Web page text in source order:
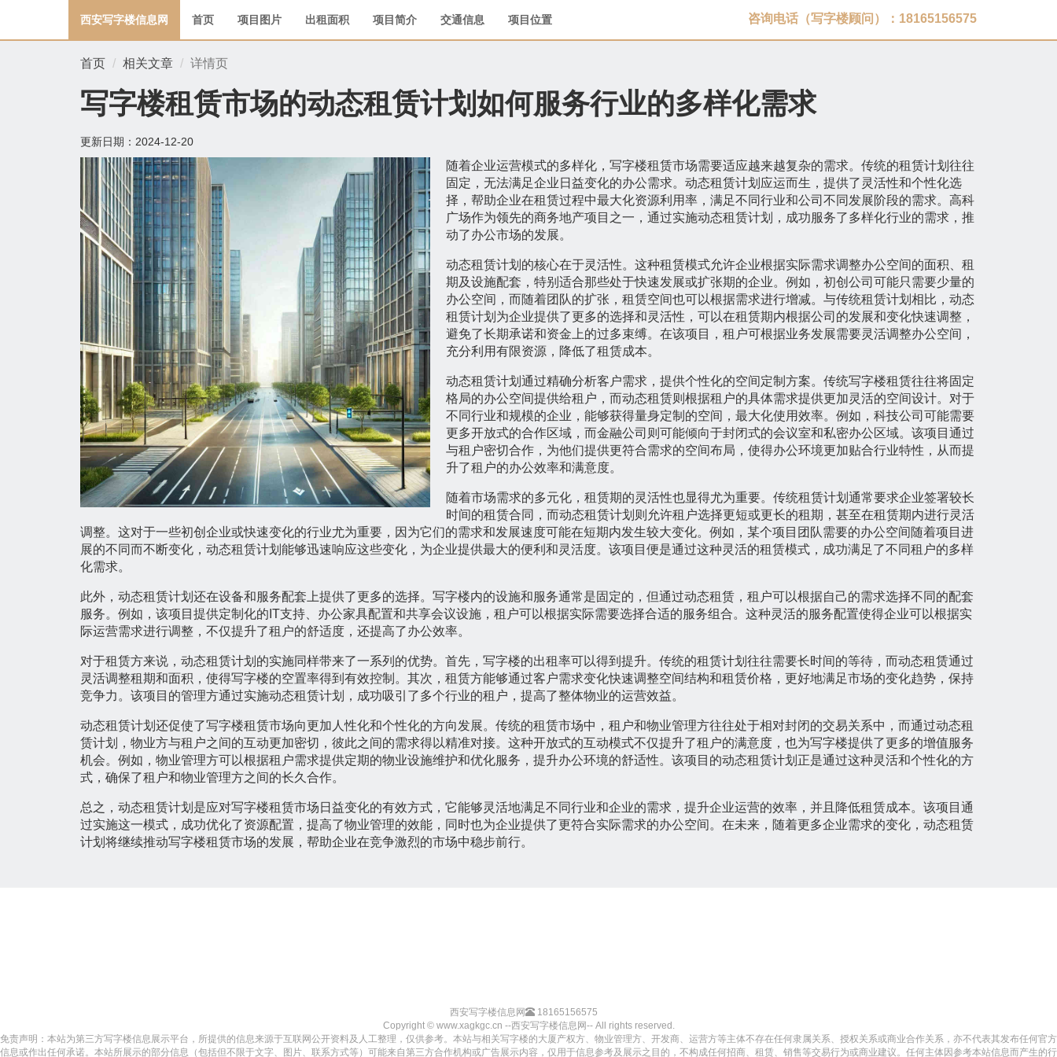
西安写字楼信息网 首页 项目图片 出租面积 项目简介 交通信息 项目位置 咨询电话（写字楼顾问）：18165156575
首页 相关文章 详情页
写字楼租赁市场的动态租赁计划如何服务行业的多样化需求
更新日期： 2024-12-20
随着企业运营模式的多样化，写字楼租赁市场需要适应越来越复杂的需求。传统的租赁计划往往
固定，无法满足企业日益变化的办公需求。动态租赁计划应运而生，提供了灵活性和个性化选
择，帮助企业在租赁过程中最大化资源利用率，满足不同行业和公司不同发展阶段的需求。高科
广场作为领先的商务地产项目之一，通过实施动态租赁计划，成功服务了多样化行业的需求，推
动了办公市场的发展。
动态租赁计划的核心在于灵活性。这种租赁模式允许企业根据实际需求调整办公空间的面积、租
期及设施配套，特别适合那些处于快速发展或扩张期的企业。例如，初创公司可能只需要少量的
办公空间，而随着团队的扩张，租赁空间也可以根据需求进行增减。与传统租赁计划相比，动态
租赁计划为企业提供了更多的选择和灵活性，可以在租赁期内根据公司的发展和变化快速调整，
避免了长期承诺和资金上的过多束缚。在该项目，租户可根据业务发展需要灵活调整办公空间，
充分利用有限资源，降低了租赁成本。
动态租赁计划通过精确分析客户需求，提供个性化的空间定制方案。传统写字楼租赁往往将固定
格局的办公空间提供给租户，而动态租赁则根据租户的具体需求提供更加灵活的空间设计。对于
不同行业和规模的企业，能够获得量身定制的空间，最大化使用效率。例如，科技公司可能需要
更多开放式的合作区域，而金融公司则可能倾向于封闭式的会议室和私密办公区域。该项目通过
与租户密切合作，为他们提供更符合需求的空间布局，使得办公环境更加贴合行业特性，从而提
升了租户的办公效率和满意度。
随着市场需求的多元化，租赁期的灵活性也显得尤为重要。传统租赁计划通常要求企业签署较长
时间的租赁合同，而动态租赁计划则允许租户选择更短或更长的租期，甚至在租赁期内进行灵活
调整。这对于一些初创企业或快速变化的行业尤为重要，因为它们的需求和发展速度可能在短期内发生较大变化。例如，某个项目团队需要的办公空间随着项目进
展的不同而不断变化，动态租赁计划能够迅速响应这些变化，为企业提供最大的便利和灵活度。该项目便是通过这种灵活的租赁模式，成功满足了不同租户的多样
化需求。
此外，动态租赁计划还在设备和服务配套上提供了更多的选择。写字楼内的设施和服务通常是固定的，但通过动态租赁，租户可以根据自己的需求选择不同的配套
服务。例如，该项目提供定制化的IT支持、办公家具配置和共享会议设施，租户可以根据实际需要选择合适的服务组合。这种灵活的服务配置使得企业可以根据实
际运营需求进行调整，不仅提升了租户的舒适度，还提高了办公效率。
对于租赁方来说，动态租赁计划的实施同样带来了一系列的优势。首先，写字楼的出租率可以得到提升。传统的租赁计划往往需要长时间的等待，而动态租赁通过
灵活调整租期和面积，使得写字楼的空置率得到有效控制。其次，租赁方能够通过客户需求变化快速调整空间结构和租赁价格，更好地满足市场的变化趋势，保持
竞争力。该项目的管理方通过实施动态租赁计划，成功吸引了多个行业的租户，提高了整体物业的运营效益。
动态租赁计划还促使了写字楼租赁市场向更加人性化和个性化的方向发展。传统的租赁市场中，租户和物业管理方往往处于相对封闭的交易关系中，而通过动态租
赁计划，物业方与租户之间的互动更加密切，彼此之间的需求得以精准对接。这种开放式的互动模式不仅提升了租户的满意度，也为写字楼提供了更多的增值服务
机会。例如，物业管理方可以根据租户需求提供定期的物业设施维护和优化服务，提升办公环境的舒适性。该项目的动态租赁计划正是通过这种灵活和个性化的方
式，确保了租户和物业管理方之间的长久合作。
总之，动态租赁计划是应对写字楼租赁市场日益变化的有效方式，它能够灵活地满足不同行业和企业的需求，提升企业运营的效率，并且降低租赁成本。该项目通
过实施这一模式，成功优化了资源配置，提高了物业管理的效能，同时也为企业提供了更符合实际需求的办公空间。在未来，随着更多企业需求的变化，动态租赁
计划将继续推动写字楼租赁市场的发展，帮助企业在竞争激烈的市场中稳步前行。
西安写字楼信息网
18165156575
Copyright © www.xagkgc.cn --西安写字楼信息网-- All rights reserved.
免责声明：本站为第三方写字楼信息展示平台，所提供的信息来源于互联网公开资料及人工整理，仅供参考。本站与相关写字楼的大厦产权方、物业管理方、开发商、运营方等主体不存在任何隶属关系、授权关系或商业合作关系，亦不代表其发布任何官方
信息或作出任何承诺。本站所展示的部分信息（包括但不限于文字、图片、联系方式等）可能来自第三方合作机构或广告展示内容，仅用于信息参考及展示之目的，不构成任何招商、租赁、销售等交易行为或商业建议。任何主体因参考本站信息而产生的行